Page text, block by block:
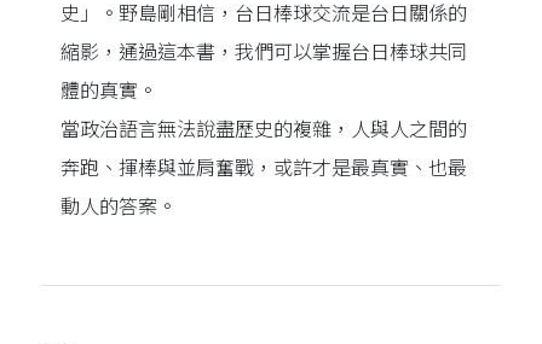
史」。野島剛相信，台日棒球交流是台日關係的
縮影，通過這本書，我們可以掌握台日棒球共同
體的真實。
當政治語言無法說盡歷史的複雜，人與人之間的
奔跑、揮棒與並肩奮戰，或許才是最真實、也最
動人的答案。